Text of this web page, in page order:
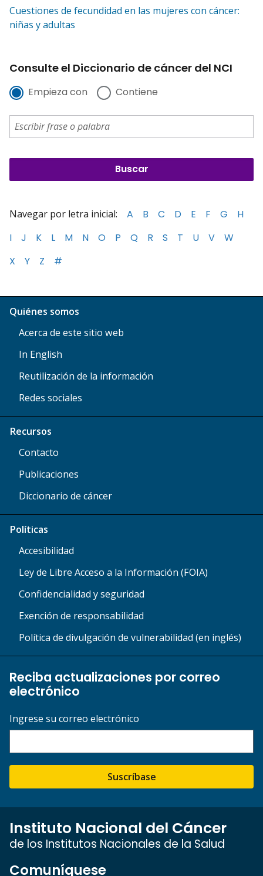
Cuestiones de fecundidad en las mujeres con cáncer:
niñas y adultas
Consulte el Diccionario de cáncer del NCI
Empieza con Contiene
Navegar por letra inicial: A B C D E F G
H
I
J K L M N O P Q R S T U V
W
X
Y Z #
Quiénes somos
Acerca de este sitio web
In English
Reutilización de la información
Redes sociales
Recursos
Contacto
Publicaciones
Diccionario de cáncer
Políticas
Accesibilidad
Ley de Libre Acceso a la Información (FOIA)
Confidencialidad y seguridad
Exención de responsabilidad
Política de divulgación de vulnerabilidad (en inglés)
Reciba actualizaciones por correo
electrónico
Ingrese su correo electrónico
Suscríbase
Instituto Nacional del Cáncer
de los Institutos Nacionales de la Salud
Comuníquese